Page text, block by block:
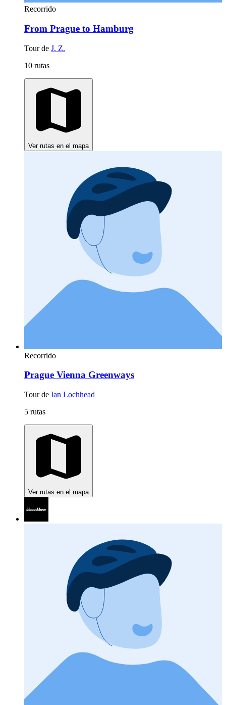
Recorrido
From Prague to Hamburg
Tour de J. Z.
10 rutas
Ver rutas en el mapa
Recorrido
Prague Vienna Greenways
Tour de Ian Lochhead
5 rutas
Ver rutas en el mapa